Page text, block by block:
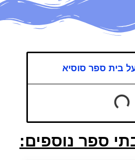
בית ספר סוסיא
ספר נוספים: